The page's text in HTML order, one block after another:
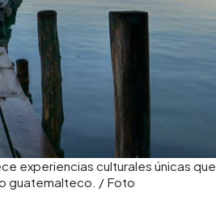
experiencias culturales únicas que
guatemalteco. / Foto